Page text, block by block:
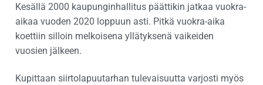
Kesällä 2000 kaupunginhallitus päättikin jatkaa vuokra-
aikaa vuoden 2020 loppuun asti. Pitkä vuokra-aika
koettiin silloin melkoisena yllätyksenä vaikeiden
vuosien jälkeen.
Kupittaan siirtolapuutarhan tulevaisuutta varjosti myös